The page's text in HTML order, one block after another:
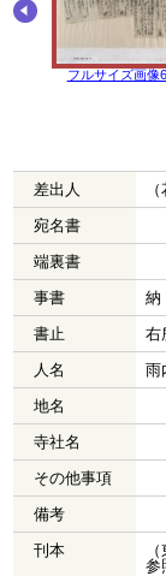
フルサイズ画像6
差出人
宛名書
端裏書
事書
納
書止
右
人名
雨
地名
寺社名
その他事項
備考
刊本
参